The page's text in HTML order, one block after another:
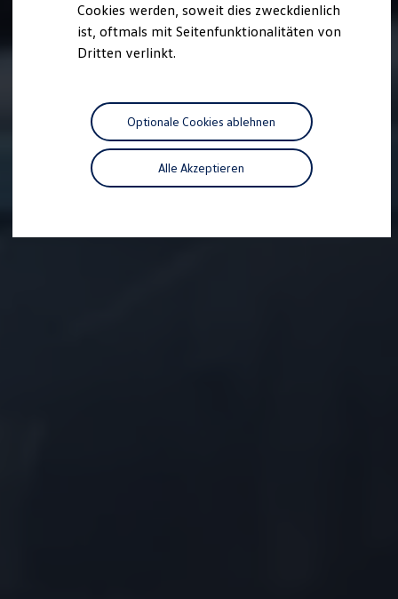
California Welt
California Club
California Magazin & Ratgeber
California Reisen & Erlebnisse
California App
California Lifestyle & Zubehör
Übernachten im California
Unternehmen
Karriere im Autohaus
Cookies werden, soweit dies zweckdienlich
ist, oftmals mit Seitenfunktionalitäten von
Dritten verlinkt.
Alle Akzeptieren
Optionale Cookies ablehnen